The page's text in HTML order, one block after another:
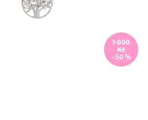
1 000
Kč
–50 %